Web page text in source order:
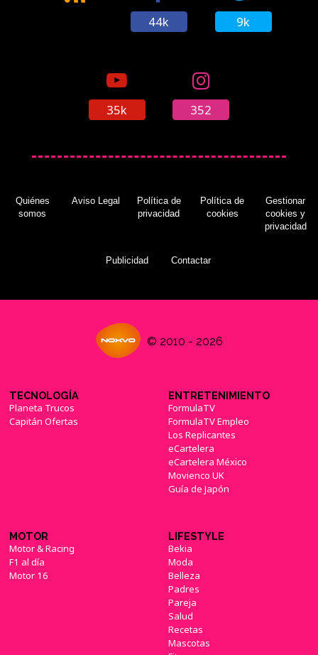
44k 9k
35k 352
Quiénes
somos
Aviso Legal
Política de
privacidad
Política de
cookies
Gestionar
cookies y
privacidad
Publicidad Contactar
© 2010 - 2026
TECNOLOGÍA
Planeta Trucos
Capitán Ofertas
ENTRETENIMIENTO
FormulaTV
FormulaTV Empleo
Los Replicantes
eCartelera
eCartelera México
Movienco UK
Guía de Japón
MOTOR
Motor & Racing
F1 al día
Motor 16
LIFESTYLE
Bekia
Moda
Belleza
Padres
Pareja
Salud
Recetas
Mascotas